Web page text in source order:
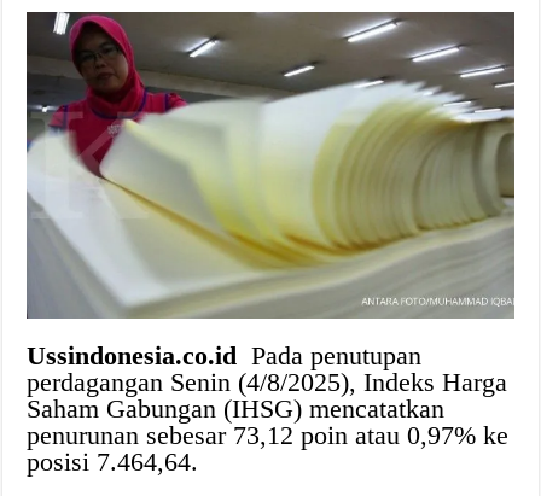
Ussindonesia.co.idPada penutupan
perdagangan Senin (4/8/2025), Indeks Harga
Saham Gabungan (IHSG) mencatatkan
penurunan sebesar 73,12 poin atau 0,97% ke
posisi 7.464,64.